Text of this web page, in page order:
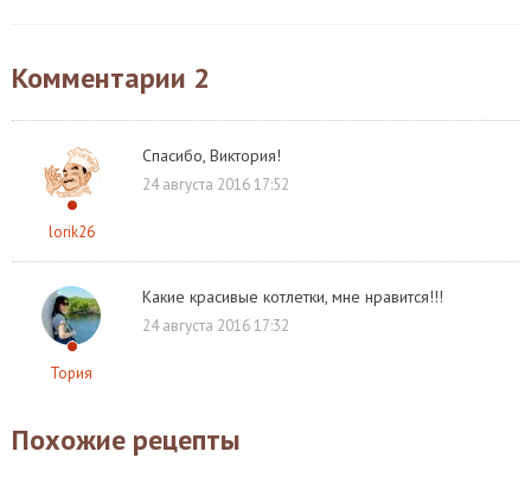
Комментарии 2
lorik26
Спасибо, Виктория!
24 августа 2016 17:52
Тория
Какие красивые котлетки, мне нравится!!!
24 августа 2016 17:32
Похожие рецепты